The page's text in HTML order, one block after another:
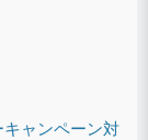
キャンペーン対